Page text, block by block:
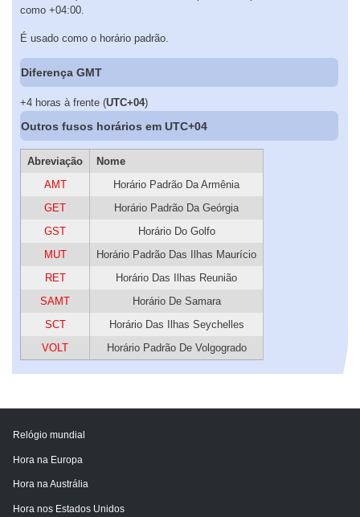
como +04:00.
É usado como o horário padrão.
Diferença GMT
+4 horas à frente (UTC+04)
Outros fusos horários em UTC+04
Abreviação
Nome
AMT
Horário Padrão Da Armênia
GET
Horário Padrão Da Geórgia
GST
Horário Do Golfo
MUT
Horário Padrão Das Ilhas Maurício
RET
Horário Das Ilhas Reunião
SAMT
Horário De Samara
SCT
Horário Das Ilhas Seychelles
VOLT
Horário Padrão De Volgogrado
Relógio mundial
Hora na Europa
Hora na Austrália
Hora nos Estados Unidos